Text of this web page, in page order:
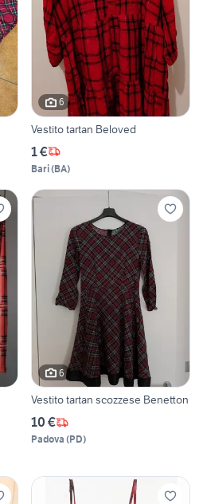
6
Vestito tartan Beloved
1 €
Bari(BA)
6
Vestito tartan scozzese Benetton
10 €
Padova (PD)